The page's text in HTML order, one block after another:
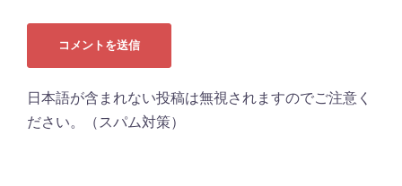
日本語が含まれない投稿は無視されますのでご注意く
ださい。（スパム対策）